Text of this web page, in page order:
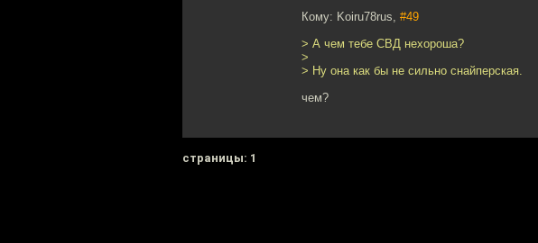
Кому: Koiru78rus, #49
> А чем тебе СВД нехороша?
>
> Ну она как бы не сильно снайперская.
чем?
cтраницы: 1